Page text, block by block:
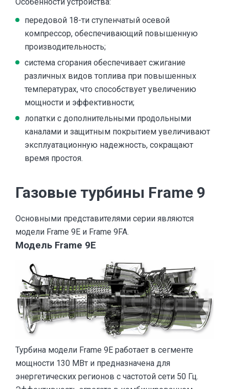
передовой 18-ти ступенчатый осевой
компрессор, обеспечивающий повышенную
производительность;
система сгорания обеспечивает сжигание
различных видов топлива при повышенных
температурах, что способствует увеличению
мощности и эффективности;
лопатки с дополнительными продольными
каналами и защитным покрытием увеличивают
эксплуатационную надежность, сокращают
время простоя.
Газовые турбины Frame 9
Основными представителями серии являются
модели Frame 9E и Frame 9FA.
Модель Frame 9E
Турбина модели Frame 9E работает в сегменте
мощности 130 МВт и предназначена для
энергетических регионов с частотой сети 50 Гц.